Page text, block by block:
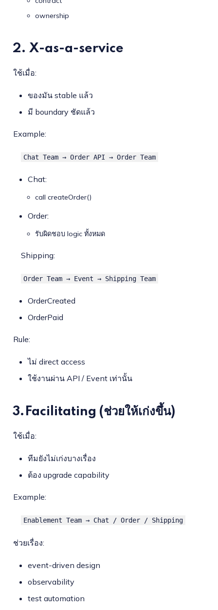
ownership
2. X-as-a-service
ใช้เมื่อ:
ของมัน stable แล้ว
มี boundary ชัดแล้ว
Example:
Chat Team → Order API → Order Team
Chat:
call createOrder()
Order:
รับผิดชอบ logic ทั้งหมด
Shipping:
Order Team → Event → Shipping Team
OrderCreated
OrderPaid
Rule:
ไม่ direct access
ใช้งานผ่าน API / Event เท่านั้น
3.Facilitating (ช่วยให้เก่งขึ้น)
ใช้เมื่อ:
ทีมยังไม่เก่งบางเรื่อง
ต้อง upgrade capability
Example:
Enablement Team → Chat / Order / Shipping
ช่วยเรื่อง:
event-driven design
observability
test automation